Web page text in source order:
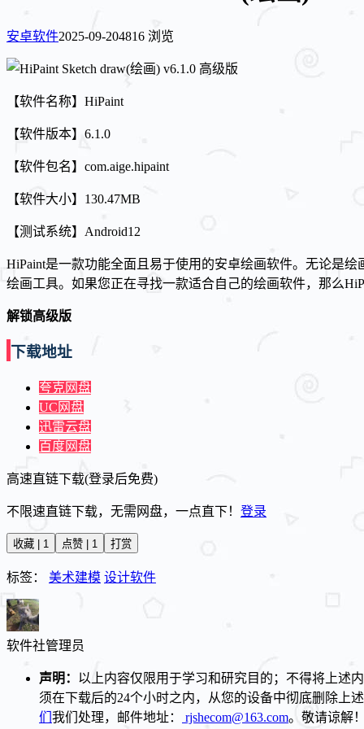
安卓软件2025-09-204816 浏览
【软件名称】HiPaint
【软件版本】6.1.0
【软件包名】com.aige.hipaint
【软件大小】130.47MB
【测试系统】Android12
HiPaint是一款功能全面且易于使用的安卓绘画软件。无论是
绘画工具。如果您正在寻找一款适合自己的绘画软件，那么
解锁高级版
下载地址
夸克网盘
UC网盘
迅雷云盘
百度网盘
高速直链下载(登录后免费)
不限速直链下载，无需网盘，一点直下！ 登录
收藏 | 1 点赞 | 1 打赏
标签： 美术建模 设计软件
软件社管理员
声明： 以上内容仅限用于学习和研究目的；不得将上述
须在下载后的24个小时之内，从您的设备中彻底删除上
们 我们处理，邮件地址： rjshecom@163.com。敬请谅解